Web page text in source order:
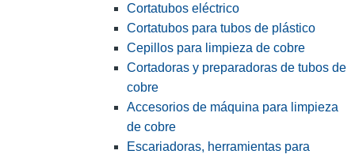
Cortatubos eléctrico
Cortatubos para tubos de plástico
Cepillos para limpieza de cobre
Cortadoras y preparadoras de tubos de
cobre
Accesorios de máquina para limpieza
de cobre
Escariadoras, herramientas para